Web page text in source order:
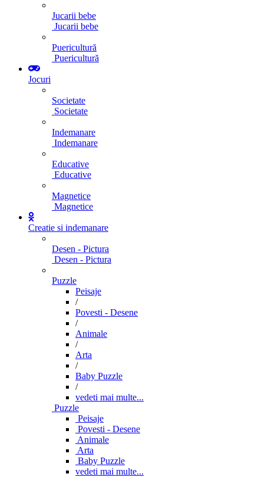
Jucarii bebe
Jucarii bebe
Puericultură
Puericultură
Jocuri
Societate
Societate
Indemanare
Indemanare
Educative
Educative
Magnetice
Magnetice
Creatie si indemanare
Desen - Pictura
Desen - Pictura
Puzzle
Peisaje
/
Povesti - Desene
/
Animale
/
Arta
/
Baby Puzzle
/
vedeti mai multe...
Puzzle
Peisaje
Povesti - Desene
Animale
Arta
Baby Puzzle
vedeti mai multe...